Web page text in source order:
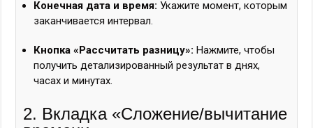
Конечная дата и время: Укажите момент, которым
заканчивается интервал.
Кнопка «Рассчитать разницу»: Нажмите, чтобы
получить детализированный результат в днях,
часах и минутах.
2. Вкладка «Сложение/вычитание